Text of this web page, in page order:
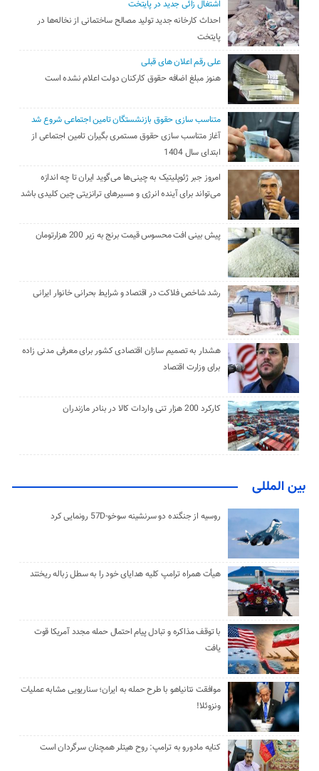
اشتغال زائی جدید در پایتخت
احداث کارخانه جدید تولید مصالح ساختمانی از نخاله‌ها در
پایتخت
علی رقم اعلان های قبلی
هنوز مبلغ اضافه حقوق کارکنان دولت اعلام نشده است
متناسب سازی حقوق بازنشستگان تامین اجتماعی شروع شد
آغاز متناسب سازی حقوق مستمری بگیران تامین اجتماعی از
ابتدای سال 1404
امروز جبر ژئوپلیتیک به چینی‌ها می‌گوید ایران تا چه اندازه
می‌تواند برای آینده انرژی و مسیرهای ترانزیتی چین کلیدی باشد
پیش بینی افت محسوس قیمت برنج به زیر 200 هزارتومان
رشد شاخص فلاکت در اقتصاد و شرایط بحرانی خانوار ایرانی
هشدار به تصمیم سازان اقتصادی کشور برای معرفی مدنی زاده
برای وزارت اقتصاد
کارکرد 200 هزار تنی واردات کالا در بنادر مازندران
بین المللی
روسیه از جنگنده دو سرنشینه سوخو-57D رونمایی کرد
هیأت همراه ترامپ کلیه هدایای خود را به سطل زباله ریختند
با توقف مذاکره و تبادل پیام احتمال حمله مجدد آمریکا قوت
یافت
موافقت نتانیاهو با طرح حمله به ایران؛ سناریویی مشابه عملیات
ونزوئلا!
کنایه مادورو به ترامپ: روح هیتلر همچنان سرگردان است